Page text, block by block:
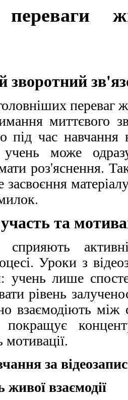
переваги
зворотний
переваг
миттєвого
під час навчання
учень може
роз'яснення.
та
Уроки з
учень лише
рівень
взаємодіють
мотивації.
за
живої взаємодії